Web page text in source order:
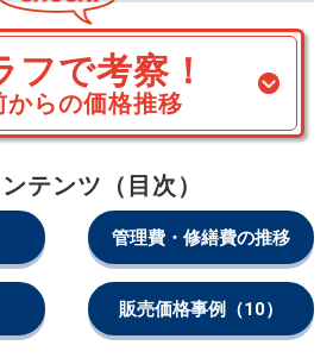
フで考察！
からの価格推移
テンツ（目次）
管理費・修繕費の推移
販売価格事例 （10）